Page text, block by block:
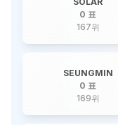
0 표
167위
SEUNGMIN
0 표
169위